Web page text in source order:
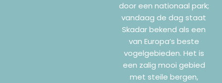
door een nationaal park;
vandaag de dag staat
Skadar bekend als een
van Europa’s beste
vogelgebieden. Het is
een zalig mooi gebied
met steile bergen,